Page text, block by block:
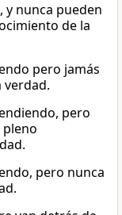
y nunca pueden
de la
pero jamás
verdad.
pero
pleno
pero nunca